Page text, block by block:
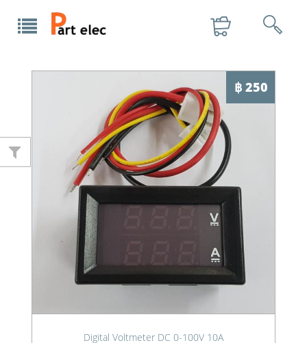
฿ 250
Digital Voltmeter DC 0-100V 10A